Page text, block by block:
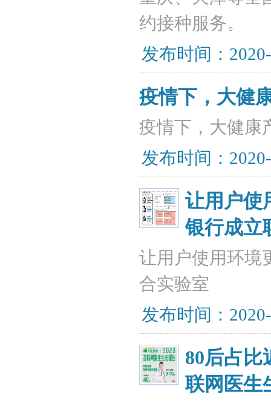
约接种服务。
发布时间：
疫情下，大健
疫情下，大健康
发布时间：
让用户使
银行成立
让用户使用环境
合实验室
发布时间：
80后占比
联网医生